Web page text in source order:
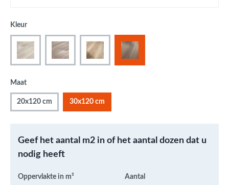
Kleur
Maat
20x120 cm 30x120 cm
Geef het aantal m2 in of het aantal dozen dat u
nodig heeft
Oppervlakte in m² Aantal